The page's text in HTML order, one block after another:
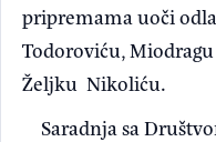
pripremama uoči
Todoroviću,
Željku Nikoliću.
Saradnja sa